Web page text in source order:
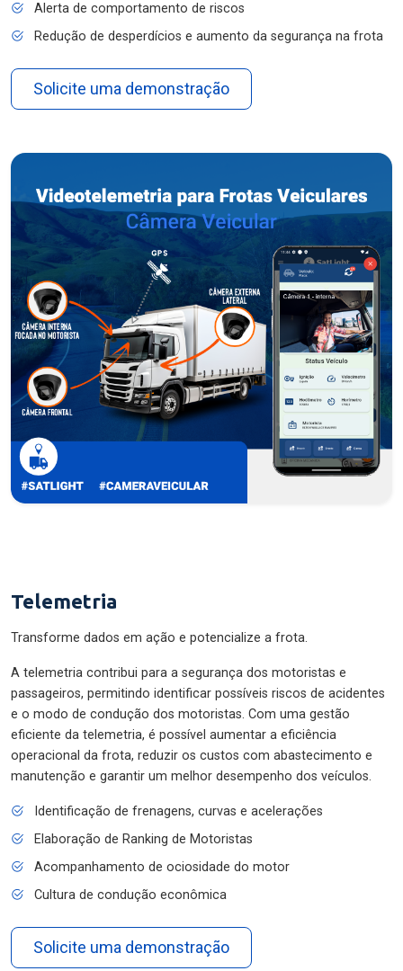
Alerta de comportamento de riscos
Redução de desperdícios e aumento da segurança na frota
Solicite uma demonstração
Telemetria
Transforme dados em ação e potencialize a frota.
A telemetria contribui para a segurança dos motoristas e
passageiros, permitindo identificar possíveis riscos de acidentes
e o modo de condução dos motoristas. Com uma gestão
eficiente da telemetria, é possível aumentar a eficiência
operacional da frota, reduzir os custos com abastecimento e
manutenção e garantir um melhor desempenho dos veículos.
Identificação de frenagens, curvas e acelerações
Elaboração de Ranking de Motoristas
Acompanhamento de ociosidade do motor
Cultura de condução econômica
Solicite uma demonstração